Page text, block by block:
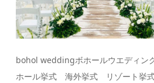
bohol weddingボホールウエディ
ホール挙式 海外挙式 リゾート挙